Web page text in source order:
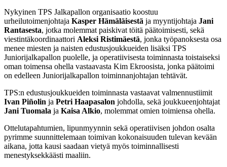
Nykyinen TPS Jalkapallon organisaatio koostuu
urheilutoimenjohtaja Kasper Hämäläisestä ja myyntijohtaja Jani
Rantasesta, jotka molemmat paiskivat töitä päätoimisesti, sekä
viestintäkoordinaattori Aleksi Ristimäestä, jonka työpanoksesta osa
menee miesten ja naisten edustusjoukkueiden lisäksi TPS
Juniorijalkapallon puolelle, ja operatiivisesta toiminnasta toistaiseksi
oman toimensa ohella vastaavasta Kim Ekroosista, jonka päätoimi
on edelleen Juniorijalkapallon toiminnanjohtajan tehtävät.
TPS:n edustusjoukkueiden toiminnasta vastaavat valmennustiimit
Ivan Piñolin ja Petri Haapasalon johdolla, sekä joukkueenjohtajat
Jani Tuomala ja Kaisa Alkio, molemmat omien toimiensa ohella.
Ottelutapahtumien, lipunmyynnin sekä operatiivisen johdon osalta
pyrimme suunnittelemaan toimivan kokonaisuuden tulevan kevään
aikana, jotta kausi saadaan vietyä myös toiminnallisesti
menestyksekkäästi maaliin.